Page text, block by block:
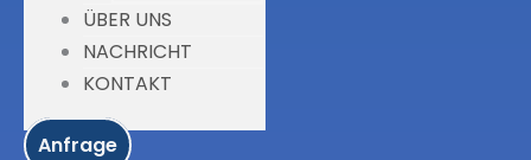
ÜBER UNS
NACHRICHT
KONTAKT
Anfrage